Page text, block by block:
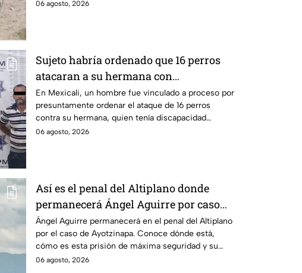
pierda un brazo.
06 agosto, 2026
Sujeto habría ordenado que 16 perros
atacaran a su hermana con
discapacidad en Mexicali, BC
En Mexicali, un hombre fue vinculado a proceso por
presuntamente ordenar el ataque de 16 perros
contra su hermana, quien tenía discapacidad
auditiva.
06 agosto, 2026
Así es el penal del Altiplano donde
permanecerá Ángel Aguirre por caso
Ayotzinapa
Ángel Aguirre permanecerá en el penal del Altiplano
por el caso de Ayotzinapa. Conoce dónde está,
cómo es esta prisión de máxima seguridad y su
historia.
06 agosto, 2026